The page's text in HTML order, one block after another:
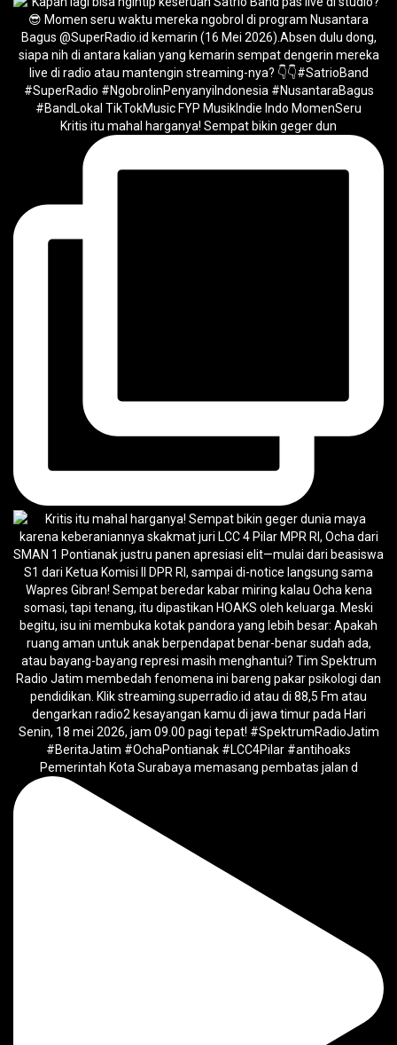
Kritis itu mahal harganya! Sempat bikin geger dun
Pemerintah Kota Surabaya memasang pembatas jalan d